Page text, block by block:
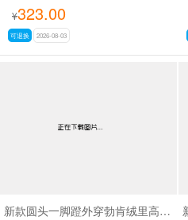
¥323.00
可退换 2026-08-03
新款圆头一脚蹬外穿勃肯绒里高帮鞋SA9109